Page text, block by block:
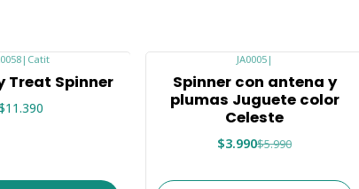
| Catit
Treat Spinner
Agotado
JA0005|
Spinner con antena y
plumas Juguete color
Celeste
$3.990$5.990